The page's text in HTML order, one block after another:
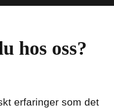
hos oss?
erfaringer som det